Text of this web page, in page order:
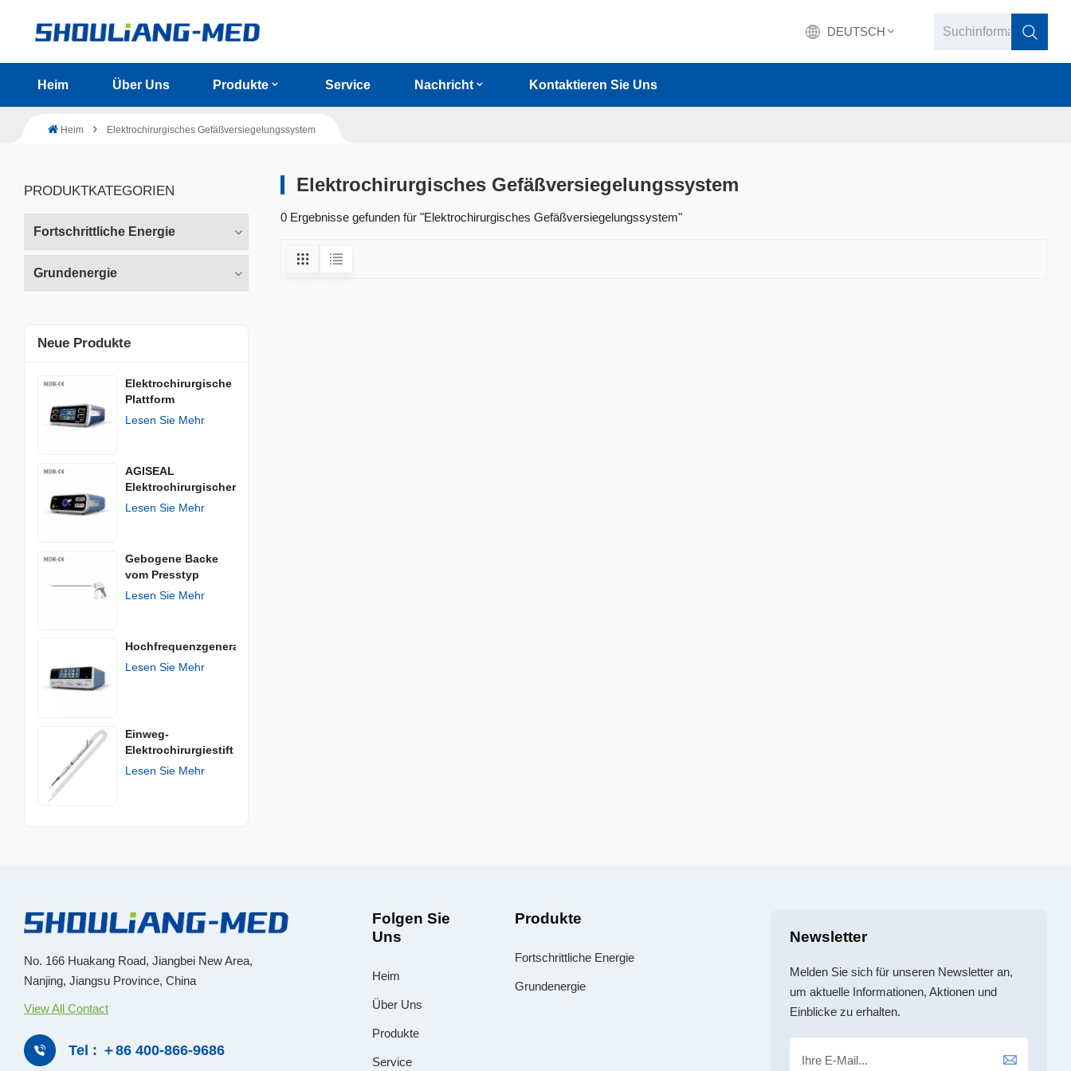
DEUTSCH
English
Heim Über Uns Produkte Service Nachricht Kontaktieren Sie Uns
Heim Elektrochirurgisches Gefäßversiegelungssystem
PRODUKTKATEGORIEN
Fortschrittliche Energie
Grundenergie
Neue Produkte
Elektrochirurgische
Plattform
Lesen Sie Mehr
AGISEAL
Elektrochirurgischer
Generator
Lesen Sie Mehr
Gebogene Backe
vom Presstyp
Lesen Sie Mehr
Hochfrequenzgenerator
Lesen Sie Mehr
Einweg-
Elektrochirurgiestift
Lesen Sie Mehr
Elektrochirurgisches Gefäßversiegelungssystem
0 Ergebnisse gefunden für "Elektrochirurgisches Gefäßversiegelungssystem"
No. 166 Huakang Road, Jiangbei New Area,
Nanjing, Jiangsu Province, China
View All Contact
Tel : ＋86 400-866-9686
Folgen Sie
Uns
Heim
Über Uns
Produkte
Service
Produkte
Fortschrittliche Energie
Grundenergie
Newsletter
Melden Sie sich für unseren Newsletter an,
um aktuelle Informationen, Aktionen und
Einblicke zu erhalten.